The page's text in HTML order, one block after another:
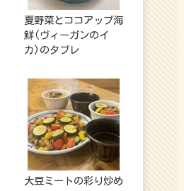
夏野菜とココアップ海
鮮(ヴィーガンのイ
カ)のタブレ
大豆ミートの彩り炒め